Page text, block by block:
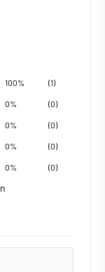
100% (1)
0% (0)
0% (0)
0% (0)
0% (0)